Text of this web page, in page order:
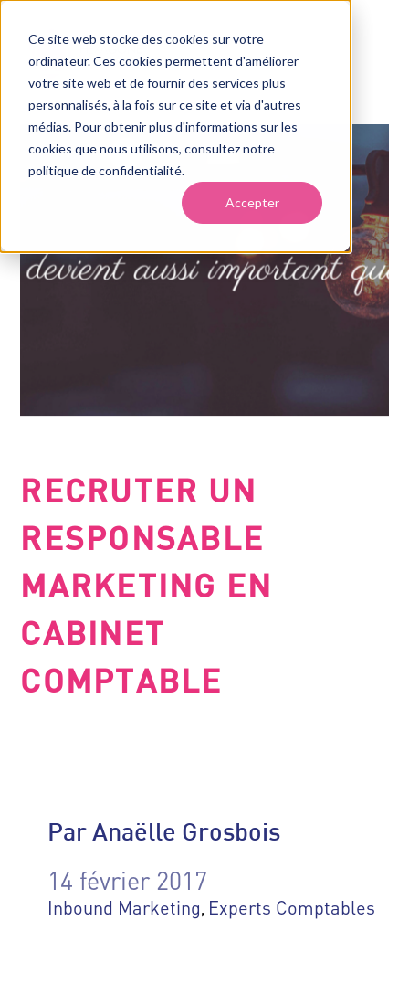
Ce site web stocke des cookies sur votre
ordinateur. Ces cookies permettent d'améliorer
votre site web et de fournir des services plus
personnalisés, à la fois sur ce site et via d'autres
médias. Pour obtenir plus d'informations sur les
cookies que nous utilisons, consultez notre
politique de confidentialité.
Accepter
RECRUTER UN
RESPONSABLE
MARKETING EN
CABINET
COMPTABLE
Par Anaëlle Grosbois
14 février 2017
Inbound Marketing , Experts Comptables